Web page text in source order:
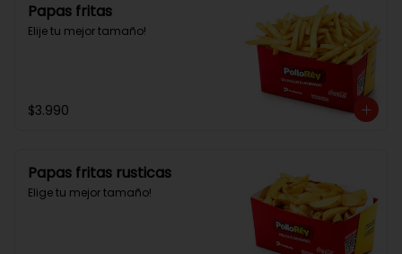
Papas fritas
Elije tu mejor tamaño!
$3.990
Papas fritas rusticas
Elige tu mejor tamaño!